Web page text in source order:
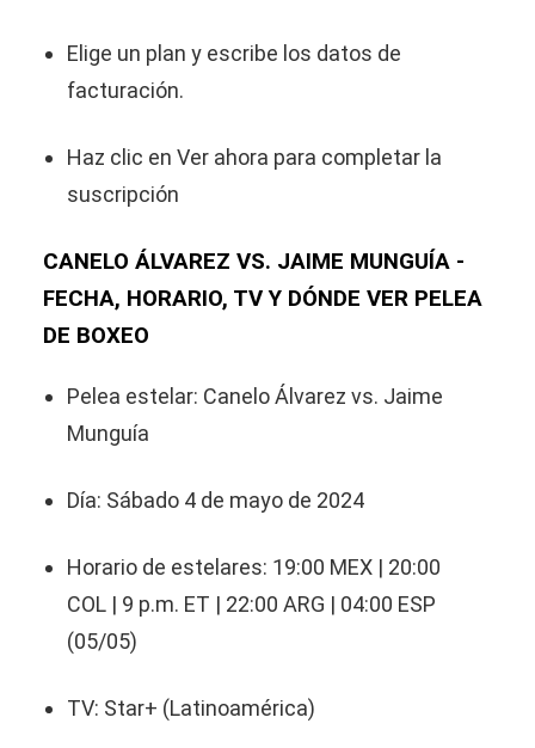
Elige un plan y escribe los datos de
facturación.
Haz clic en Ver ahora para completar la
suscripción
CANELO ÁLVAREZ VS. JAIME MUNGUÍA -
FECHA, HORARIO, TV Y DÓNDE VER PELEA
DE BOXEO
Pelea estelar: Canelo Álvarez vs. Jaime
Munguía
Día: Sábado 4 de mayo de 2024
Horario de estelares: 19:00 MEX | 20:00
COL | 9 p.m. ET | 22:00 ARG | 04:00 ESP
(05/05)
TV: Star+ (Latinoamérica)